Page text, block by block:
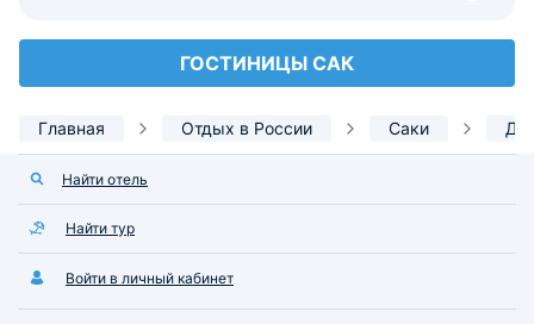
ГОСТИНИЦЫ САК
Главная Отдых в России Саки
Найти отель
Найти тур
Войти в личный кабинет